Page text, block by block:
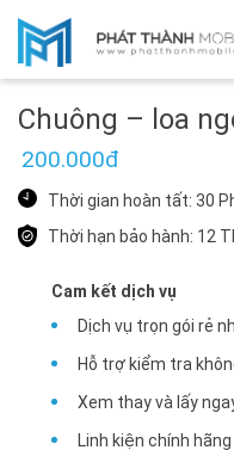
Sửa iPhone 8
Chuông – loa
200.000đ
Thời gian hoàn tất: 30
Thời hạn bảo hành: 12
Cam kết dịch vụ
Dịch vụ trọn gói rẻ
Hỗ trợ kiểm tra
Xem thay và lấy
Linh kiện chính